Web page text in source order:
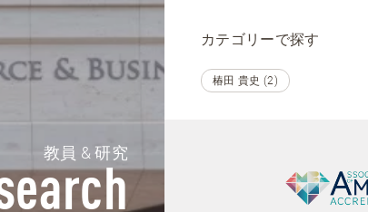
教員 & 研究
カテゴリーで探す
椿田 貴史 (2)